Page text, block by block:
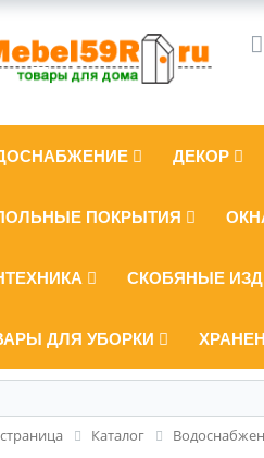
ДЕКОР
ПОКРЫТИЯ
СКОБЯНЫЕ
ДЛЯ УБОРКИ
Каталог